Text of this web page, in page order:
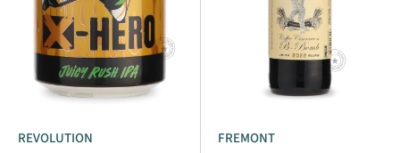
REVOLUTION FREMONT